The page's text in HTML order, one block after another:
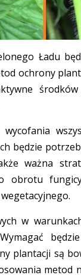
Ładu
ochrony
będzie
ważna
obrotu
w
plantacji są
metod